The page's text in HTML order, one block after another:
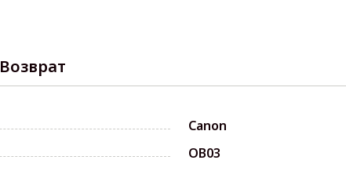
Возврат
Canon
OB03